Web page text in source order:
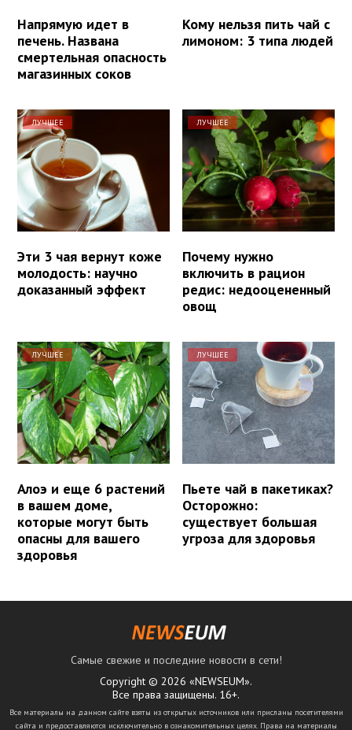
Напрямую идет в
печень. Названа
смертельная опасность
магазинных соков
Кому нельзя пить чай с
лимоном: 3 типа людей
ЛУЧШЕЕ
Эти 3 чая вернут коже
молодость: научно
доказанный эффект
ЛУЧШЕЕ
Почему нужно
включить в рацион
редис: недооцененный
овощ
ЛУЧШЕЕ
Алоэ и еще 6 растений
в вашем доме,
которые могут быть
опасны для вашего
здоровья
ЛУЧШЕЕ
Пьете чай в пакетиках?
Осторожно:
существует большая
угроза для здоровья
Самые свежие и последние новости в сети!
Copyright © 2026 «NEWSEUM».
Все права защищены. 16+.
Все материалы на данном сайте взяты из открытых источников или присланы посетителями
сайта и предоставляются исключительно в ознакомительных целях. Права на материалы